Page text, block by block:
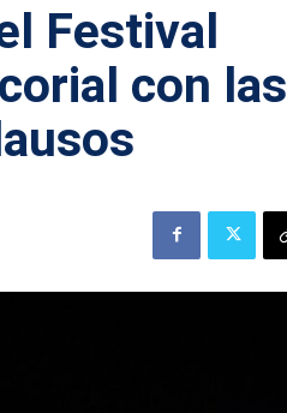
Festival
con las